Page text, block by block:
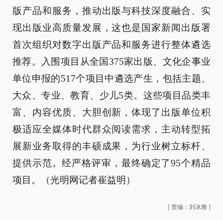
版产品和服务，推动出版与科技深度融合、实
现出版业高质量发展，这也是国家新闻出版署
首次组织对数字出版产品和服务进行整体遴选
推荐。入围项目从全国375家出版、文化企事业
单位申报的517个项目中遴选产生，包括主题、
大众、专业、教育、少儿5类。这些项目品类丰
富、内容优质、大胆创新，体现了出版单位积
极适应全媒体时代群众阅读需求，主动转型拓
展新业务取得的丰硕成果，为行业树立标杆、
提供示范。经严格评审，最终确定了95个精品
项目。（光明网记者崔益明）
[ 责编：刘冰雅 ]